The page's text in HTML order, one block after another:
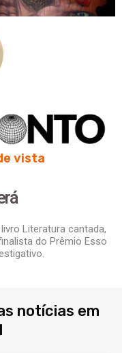
vista
Literatura cantada,
do Prêmio Esso
notícias em